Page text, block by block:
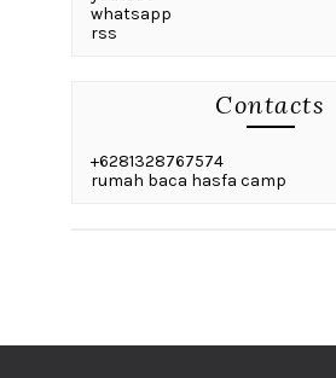
whatsapp
rss
Contacts
+6281328767574
rumah baca hasfa camp